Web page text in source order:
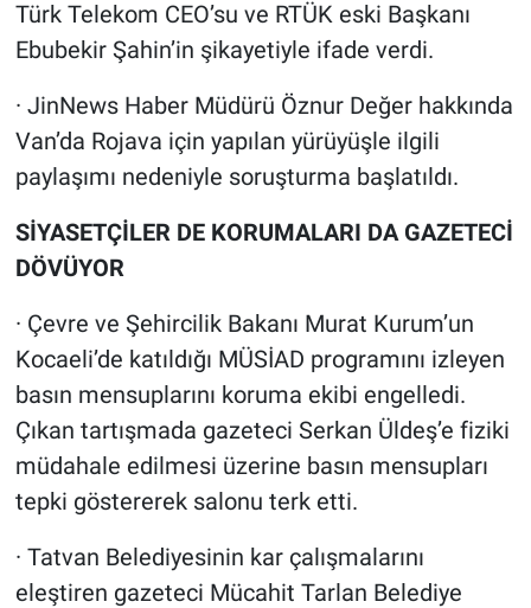
Türk Telekom CEO’su ve RTÜK eski Başkanı
Ebubekir Şahin’in şikayetiyle ifade verdi.
· JinNews Haber Müdürü Öznur Değer hakkında
Van’da Rojava için yapılan yürüyüşle ilgili
paylaşımı nedeniyle soruşturma başlatıldı.
SİYASETÇİLER DE KORUMALARI DA GAZETECİ
DÖVÜYOR
· Çevre ve Şehircilik Bakanı Murat Kurum’un
Kocaeli’de katıldığı MÜSİAD programını izleyen
basın mensuplarını koruma ekibi engelledi.
Çıkan tartışmada gazeteci Serkan Üldeş’e fiziki
müdahale edilmesi üzerine basın mensupları
tepki göstererek salonu terk etti.
· Tatvan Belediyesinin kar çalışmalarını
eleştiren gazeteci Mücahit Tarlan Belediye